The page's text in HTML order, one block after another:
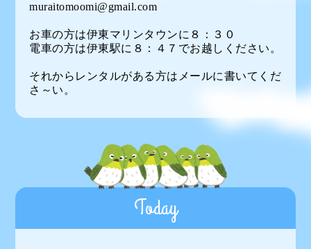
muraitomoomi@gmail.com
お車の方は伊東マリンタウンに８：３０
電車の方は伊東駅に８：４７でお越しください。
それからレンタルがある方はメールに書いてくだ
さ～い。
Today